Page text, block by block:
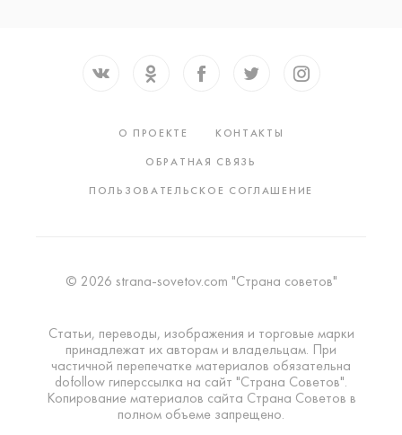
О ПРОЕКТЕ
КОНТАКТЫ
ОБРАТНАЯ СВЯЗЬ
ПОЛЬЗОВАТЕЛЬСКОЕ СОГЛАШЕНИЕ
© 2026 strana-sovetov.com "Страна советов"
Статьи, переводы, изображения и торговые марки
принадлежат их авторам и владельцам. При
частичной перепечатке материалов обязательна
dofollow гиперссылка на сайт "Страна Советов".
Копирование материалов сайта Страна Советов в
полном объеме запрещено.